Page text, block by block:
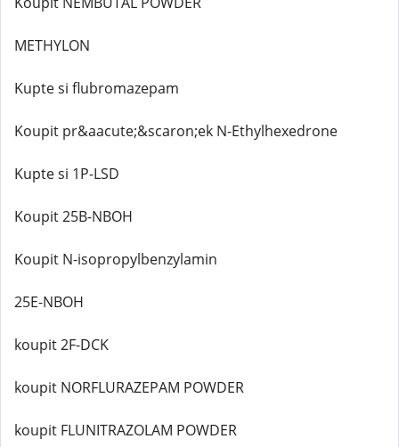
METHYLON
Kupte si flubromazepam
Koupit pr&aacute;&scaron;ek N-Ethylhexedrone
Kupte si 1P-LSD
Koupit 25B-NBOH
Koupit N-isopropylbenzylamin
25E-NBOH
koupit 2F-DCK
koupit NORFLURAZEPAM POWDER
koupit FLUNITRAZOLAM POWDER